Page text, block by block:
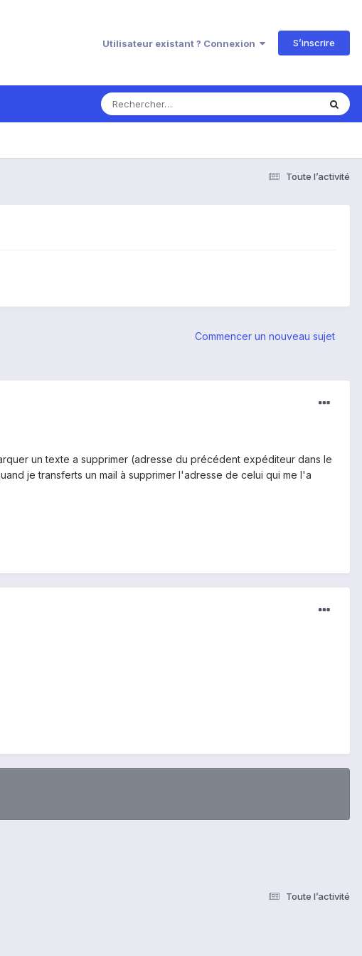
Utilisateur existant ? Connexion S’inscrire
Toute l’activité
Commencer un nouveau sujet
un texte a supprimer (adresse du précédent expéditeur dans le
je transferts un mail à supprimer l'adresse de celui qui me l'a
Toute l’activité